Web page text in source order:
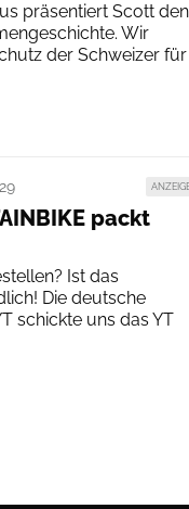
präsentiert Scott den
Wir
der Schweizer für
packt
Ist das
Die deutsche
schickte uns das YT